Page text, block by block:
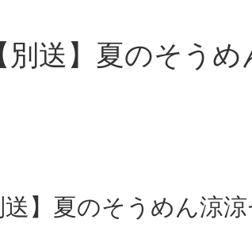
別送】夏のそう
送】夏のそうめん涼